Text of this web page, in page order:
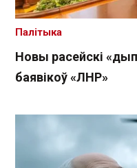
Новы расейскі
баявікоў «ЛНР»
Палітыка